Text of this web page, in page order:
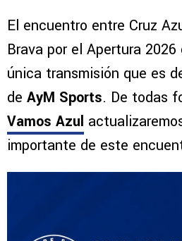
El encuentro entre Cruz
Brava por el Apertura
única transmisión que es
de AyM Sports. De todas
Vamos Azul
importante de este